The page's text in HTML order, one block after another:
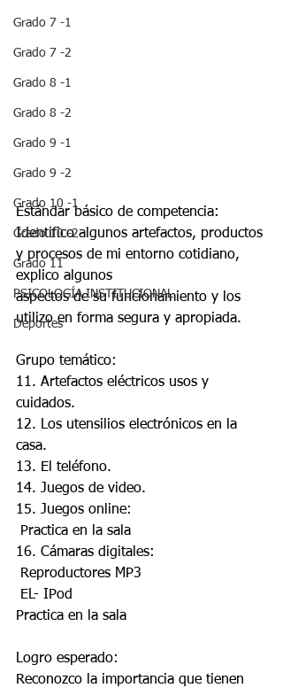
Grado 7 -1
Grado 7 -2
Grado 8 -1
Grado 8 -2
Grado 9 -1
Grado 9 -2
Grado 10 -1
Grado 10 -2
Grado 11
PSICOLOGÍA INSTITUCIONAL
Deportes
Estándar básico de competencia:
Identifico algunos artefactos, productos
y procesos de mi entorno cotidiano,
explico algunos
aspectos de su funcionamiento y los
utilizo en forma segura y apropiada.
Grupo temático:
11. Artefactos eléctricos usos y
cuidados.
12. Los utensilios electrónicos en la
casa.
13. El teléfono.
14. Juegos de video.
15. Juegos online:
Practica en la sala
16. Cámaras digitales:
Reproductores MP3
EL- IPod
Practica en la sala
Logro esperado:
Reconozco la importancia que tienen